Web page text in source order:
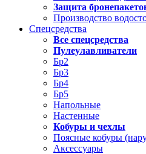
Защита
Производство
Спецсредства
Все спецсредства
Пулеулавливатели
Бр2
Бр3
Бр4
Бр5
Напольные
Настенные
Кобуры и чехлы
Поясные кобуры
Аксессуары